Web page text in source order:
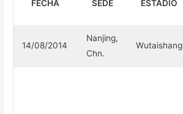
FECHA SEDE ESTADIO
14/08/2014
Nanjing,
Chn.
Wutaishang